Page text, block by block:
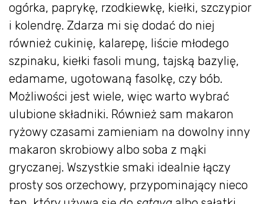
ogórka, paprykę, rzodkiewkę, kiełki, szczypior
i kolendrę. Zdarza mi się dodać do niej
również cukinię, kalarepę, liście młodego
szpinaku, kiełki fasoli mung, tajską bazylię,
edamame, ugotowaną fasolkę, czy bób.
Możliwości jest wiele, więc warto wybrać
ulubione składniki. Również sam makaron
ryżowy czasami zamieniam na dowolny inny
makaron skrobiowy albo soba z mąki
gryczanej. Wszystkie smaki idealnie łączy
prosty sos orzechowy, przypominający nieco